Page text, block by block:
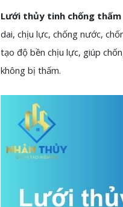
Lưới thủy tinh chống thấm
dai, chịu lực, chống nước,
tạo độ bền chịu lực, giúp
không bị thấm.